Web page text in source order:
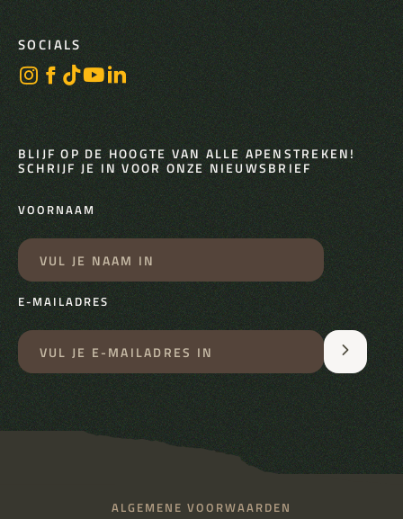
SOCIALS
BLIJF OP DE HOOGTE VAN ALLE APENSTREKEN!
SCHRIJF JE IN VOOR ONZE NIEUWSBRIEF
VOORNAAM
E-MAILADRES
ALGEMENE VOORWAARDEN